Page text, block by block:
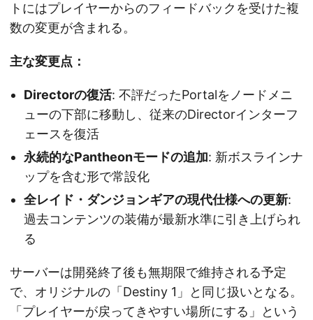
トにはプレイヤーからのフィードバックを受けた複
数の変更が含まれる。
主な変更点：
Directorの復活: 不評だったPortalをノードメニ
ューの下部に移動し、従来のDirectorインターフ
ェースを復活
永続的なPantheonモードの追加: 新ボスラインナ
ップを含む形で常設化
全レイド・ダンジョンギアの現代仕様への更新:
過去コンテンツの装備が最新水準に引き上げられ
る
サーバーは開発終了後も無期限で維持される予定
で、オリジナルの「Destiny 1」と同じ扱いとなる。
「プレイヤーが戻ってきやすい場所にする」という